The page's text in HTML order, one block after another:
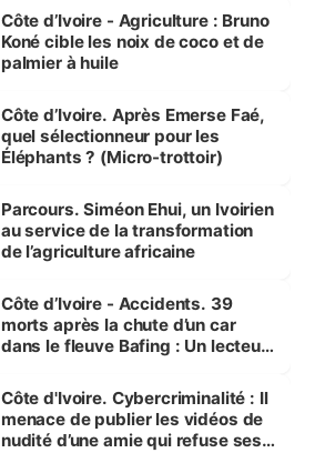
Côte d’Ivoire - Agriculture : Bruno
Koné cible les noix de coco et de
palmier à huile
Côte d’Ivoire. Après Emerse Faé,
quel sélectionneur pour les
Éléphants ? (Micro-trottoir)
Parcours. Siméon Ehui, un Ivoirien
au service de la transformation
de l’agriculture africaine
Côte d’Ivoire - Accidents. 39
morts après la chute d’un car
dans le fleuve Bafing : Un lecteur
des Transports
Côte d'Ivoire. Cybercriminalité : Il
menace de publier les vidéos de
nudité d’une amie qui refuse ses